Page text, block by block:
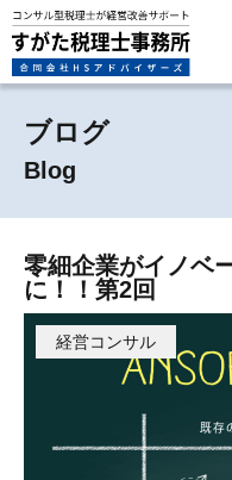
ブログ
Blog
零細企業がイノベ
に！！第2回
経営コンサル